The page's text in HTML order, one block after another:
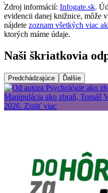
Zdroj informácií: Infogate.sk.
evidencii danej knižnice, môže
nájdete zoznam všetkých viac
ktorých máme údaje.
Naši škriatkovia
Predchádzajúce Ďalšie